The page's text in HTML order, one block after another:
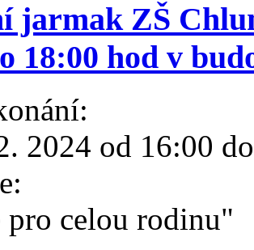
jarmak ZŠ
18:00 hod v
2024 od 16:00
pro celou rodinu"